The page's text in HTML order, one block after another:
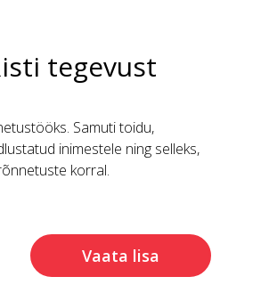
tegevust
Samuti toidu,
inimestele ning selleks,
korral.
Vaata lisa